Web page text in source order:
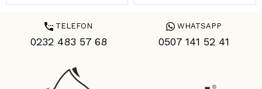
TELEFON
0232 483 57 68
WHATSAPP
0507 141 52 41